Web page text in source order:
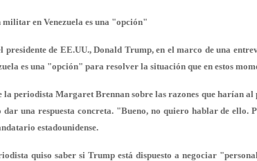
en Venezuela es una "opción"
presidente de EE.UU., Donald Trump, en el marco de una
es una "opción" para resolver la situación que en estos
la periodista Margaret Brennan sobre las razones que harían al
una respuesta concreta. "Bueno, no quiero hablar de ello.
estadounidense.
quiso saber si Trump está dispuesto a negociar